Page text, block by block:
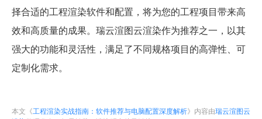
择合适的工程渲染软件和配置，将为您的工程项目带来高
效和高质量的成果。瑞云渲图云渲染作为推荐之一，以其
强大的功能和灵活性，满足了不同规格项目的高弹性、可
定制化需求。
本文《工程渲染实战指南：软件推荐与电脑配置深度解析》内容由瑞云渲图云